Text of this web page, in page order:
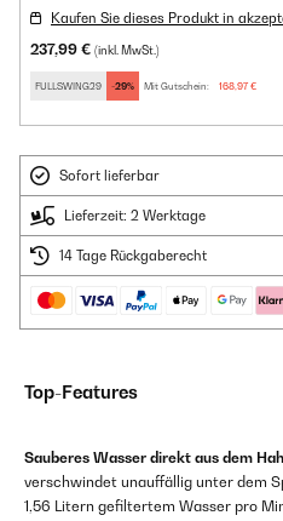
Kaufen Sie dieses Produkt in
237,99 € (inkl. MwSt.)
FULLSWING29 -29% Mit Gutschein: 168,97 €
Sofort lieferbar
Lieferzeit: 2 Werktage
14 Tage Rückgaberecht
Top-Features
Sauberes Wasser direkt aus dem
verschwindet unauffällig unter dem
1,56 Litern gefiltertem Wasser pro